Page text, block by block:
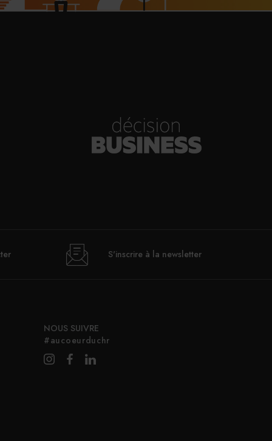
S'inscrire à la newsletter
NOUS SUIVRE
#aucoeurduchr